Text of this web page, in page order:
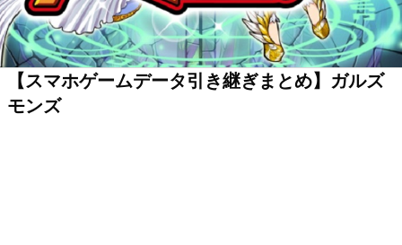
【スマホゲームデータ引き継ぎまとめ】ガルズ
モンズ